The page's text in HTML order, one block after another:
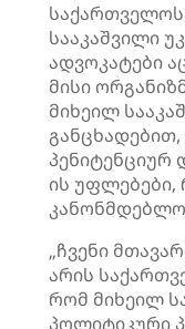
საქართველოს
სააკაშვილი
ადვოკატები
მისი
მიხეილ
განცხადებით,
პენიტენციურ
ის
„ჩვენი
არის
რომ მიხეილ
პოლიტიკური